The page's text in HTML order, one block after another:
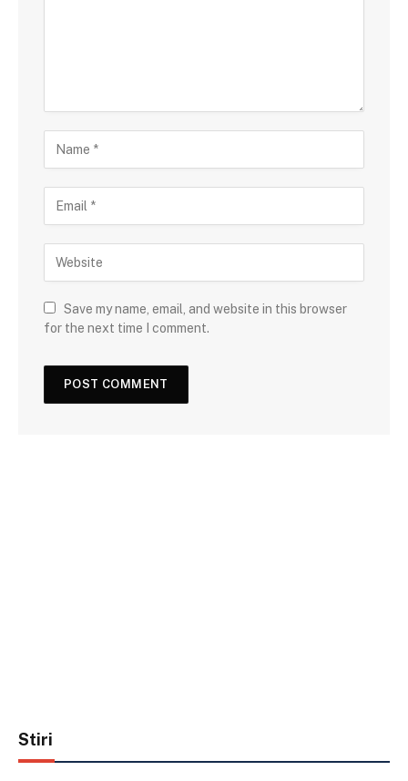
Save my name, email, and website in this browser
for the next time I comment.
Stiri